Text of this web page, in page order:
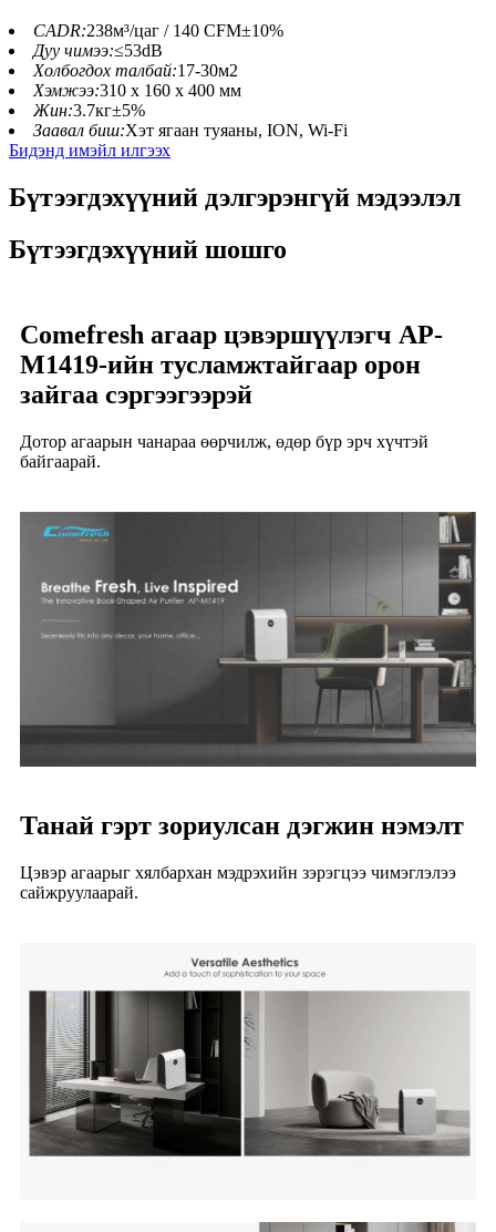
CADR:238м³/цаг / 140 CFM±10%
Дуу чимээ:≤53dB
Холбогдох талбай:17-30м2
Хэмжээ:310 x 160 x 400 мм
Жин:3.7кг±5%
Заавал биш:Хэт ягаан туяаны, ION, Wi-Fi
Бидэнд имэйл илгээх
Бүтээгдэхүүний дэлгэрэнгүй мэдээлэл
Бүтээгдэхүүний шошго
Comefresh агаар цэвэршүүлэгч AP-
M1419-ийн тусламжтайгаар орон
зайгаа сэргээгээрэй
Дотор агаарын чанараа өөрчилж, өдөр бүр эрч хүчтэй
байгаарай.
Танай гэрт зориулсан дэгжин нэмэлт
Цэвэр агаарыг хялбархан мэдрэхийн зэрэгцээ чимэглэлээ
сайжруулаарай.